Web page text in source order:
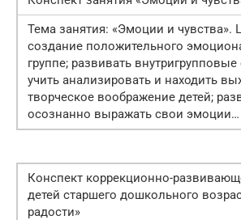
Тема занятия: «Эмоции и чувства».
создание положительного
группе; развивать
учить анализировать и находить
творческое воображение детей;
осознанно выражать свои эмоции…
Конспект коррекционно-
детей старшего дошкольного
радости»